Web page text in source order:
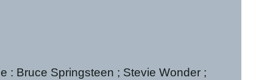
: Bruce Springsteen ; Stevie Wonder ;